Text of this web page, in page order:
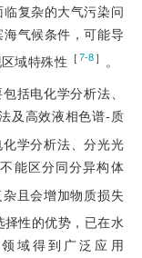
复杂的大气污染问
气候条件，可能导
域特殊性 ［7-8］ 。
括电化学分析法、
及高效液相色谱-质
化学分析法、分光光
能区分同分异构体
且会增加物质损失
择性的优势，已在水
域得到广泛应用